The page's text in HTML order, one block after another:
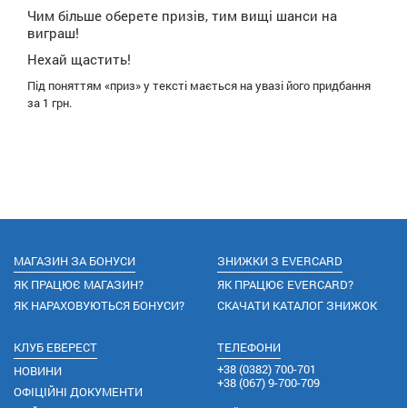
Чим більше оберете призів, тим вищі шанси на
виграш!
Нехай щастить!
Під поняттям «приз» у тексті мається на увазі його придбання
за 1 грн.
МАГАЗИН ЗА БОНУСИ
ЯК ПРАЦЮЄ МАГАЗИН?
ЯК НАРАХОВУЮТЬСЯ БОНУСИ?
ЗНИЖКИ З EVERCARD
ЯК ПРАЦЮЄ EVERCARD?
СКАЧАТИ КАТАЛОГ ЗНИЖОК
КЛУБ ЕВЕРЕСТ
НОВИНИ
ОФІЦІЙНІ ДОКУМЕНТИ
ТЕЛЕФОНИ
+38(0382) 700-701
+38(067) 9-700-709